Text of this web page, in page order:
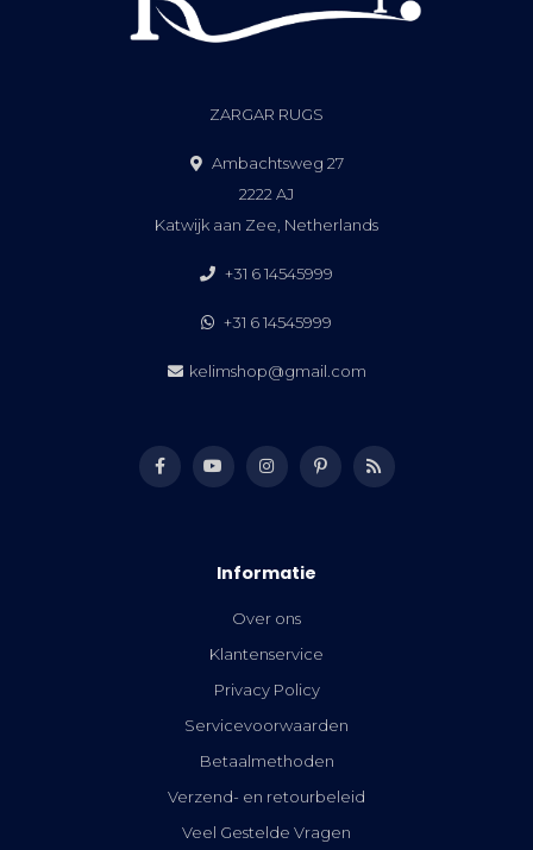
ZARGAR RUGS
Ambachtsweg 27
2222 AJ
Katwijk aan Zee, Netherlands
+31 6 14545999
+31 6 14545999
kelimshop@gmail.com
Informatie
Over ons
Klantenservice
Privacy Policy
Servicevoorwaarden
Betaalmethoden
Verzend- en retourbeleid
Veel Gestelde Vragen